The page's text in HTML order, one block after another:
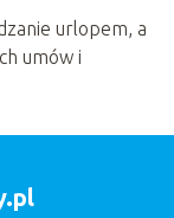
urlopem, a
umów i